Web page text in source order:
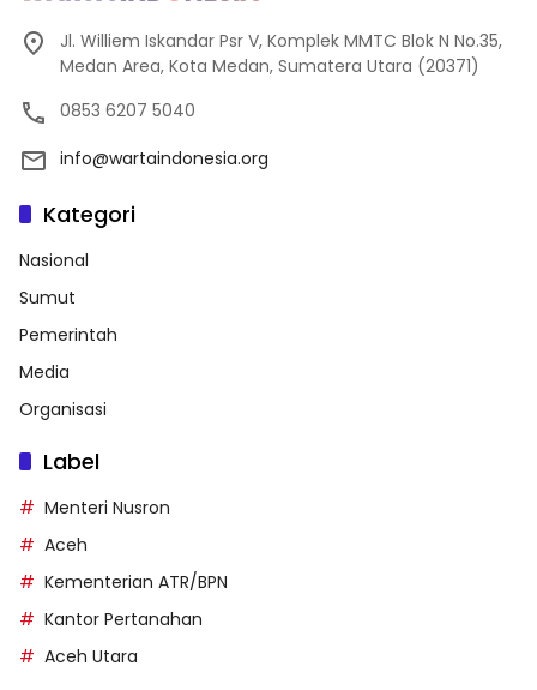
Jl. Williem Iskandar Psr V, Komplek MMTC Blok N No.35,
Medan Area, Kota Medan, Sumatera Utara (20371)
0853 6207 5040
info@wartaindonesia.org
Kategori
Nasional
Sumut
Pemerintah
Media
Organisasi
Label
Menteri Nusron
Aceh
Kementerian ATR/BPN
Kantor Pertanahan
Aceh Utara